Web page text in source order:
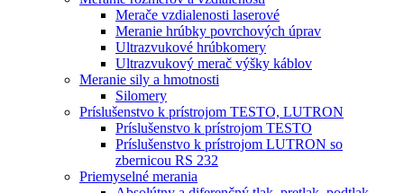
Merače vzdialenosti laserové
Meranie hrúbky povrchových úprav
Ultrazvukové hrúbkomery
Ultrazvukový merač výšky káblov
Meranie sily a hmotnosti
Silomery
Príslušenstvo k prístrojom TESTO, LUTRON
Príslušenstvo k prístrojom TESTO
Príslušenstvo k prístrojom LUTRON so
zbernicou RS 232
Priemyselné merania